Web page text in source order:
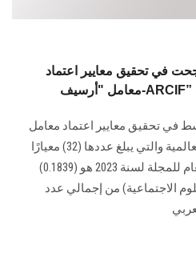
الموظفون
الزائـرون
الان
في تحقيق معايير اعتماد
في تحقيق معايير اعتماد معامل
أرسيف المتوافقة مع المعايير العالمية والتي يبلغ عددها (32) معيارًا
وكان معامل (أرسيف-ARCIF) العام للمجلة لسنة 2023 هو (0.1839)
الاجتماعية) من إجمالي عدد